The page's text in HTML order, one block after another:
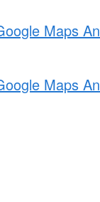
Maps
Maps